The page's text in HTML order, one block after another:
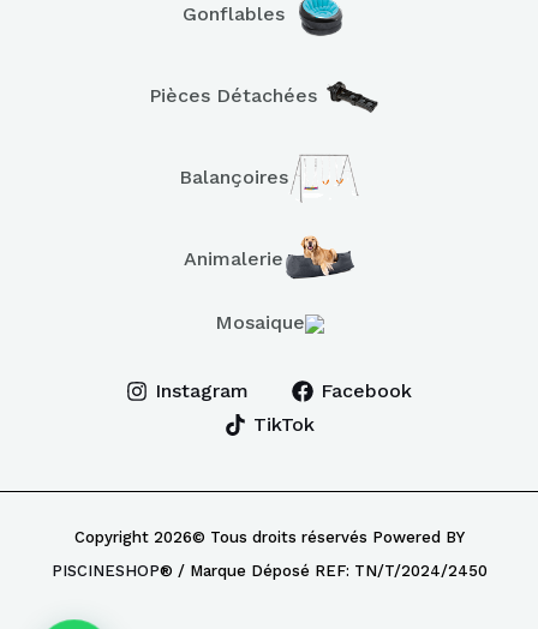
Gonflables
Pièces Détachées
Balançoires
Animalerie
Mosaique
Instagram
Facebook
TikTok
Copyright 2026© Tous droits réservés Powered BY
PISCINESHOP® / Marque Déposé REF: TN/T/2024/2450